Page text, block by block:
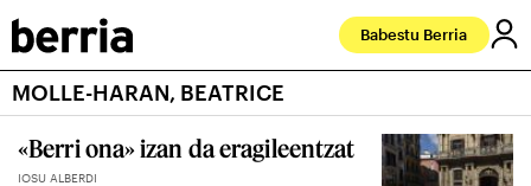
Babestu Berria
MOLLE-HARAN, BEATRICE
«Berri ona» izan da eragileentzat
IOSU ALBERDI